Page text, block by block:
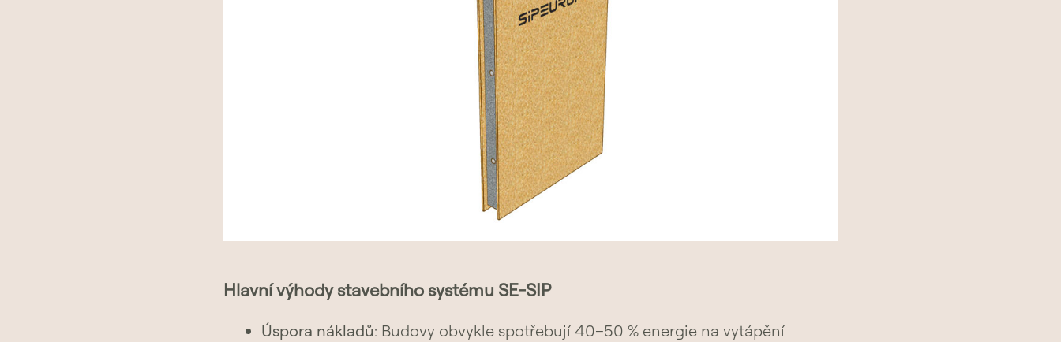
Hlavní výhody stavebního systému SE-SIP
Úspora nákladů: Budovy obvykle spotřebují 40–50 % energie na vytápění